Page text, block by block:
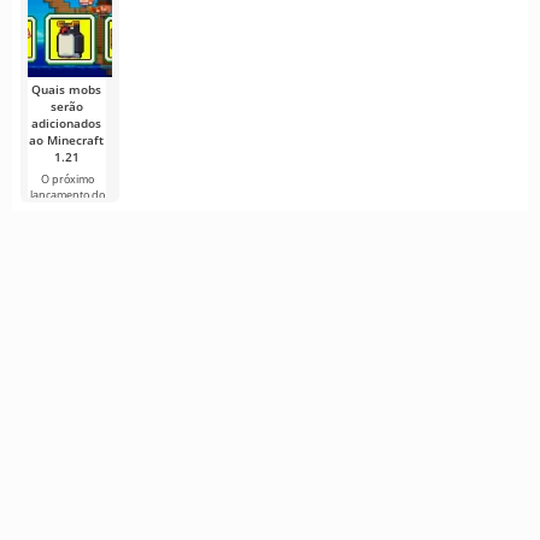
Quais mobs
serão
adicionados
ao Minecraft
1.21
O próximo
lançamento do